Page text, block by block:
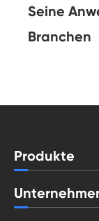
Seine
Branchen
Produkte